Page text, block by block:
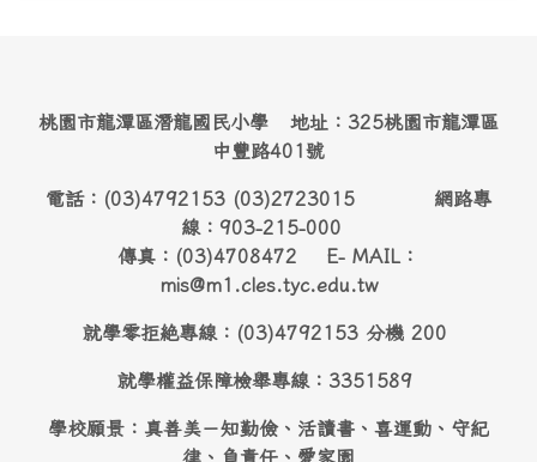
桃園市龍潭區潛龍國民小學 地址：325桃園市龍潭區
中豐路401號
電話：(03)4792153 (03)2723015 網路專
線：903-215-000
傳真：(03)4708472 E- MAIL：
mis@m1.cles.tyc.edu.tw
就學零拒絶專線：(03)4792153 分機 200
就學權益保障檢舉專線：3351589
學校願景：真善美－知勤儉、活讀書、喜運動、守紀
律、負責任、愛家園